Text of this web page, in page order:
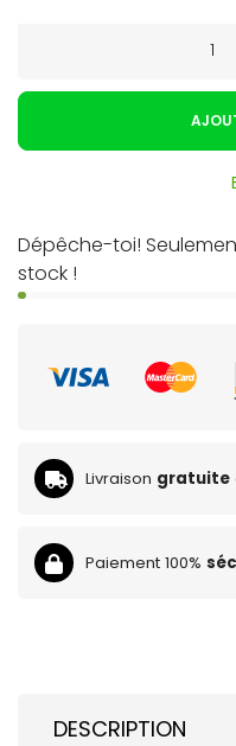
Dépêche-toi!
stock !
Livraison gratuite
Paiement 100%
DESCRIPTION